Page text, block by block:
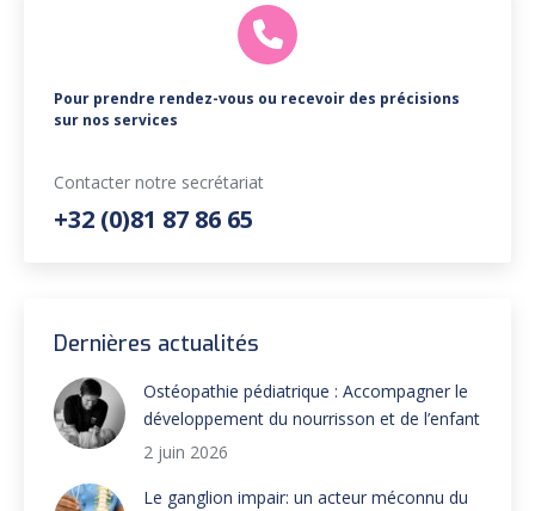
Pour prendre rendez-vous ou recevoir des précisions
sur nos services
Contacter notre secrétariat
+32 (0)81 87 86 65
Dernières actualités
Ostéopathie pédiatrique : Accompagner le
développement du nourrisson et de l’enfant
2 juin 2026
Le ganglion impair: un acteur méconnu du